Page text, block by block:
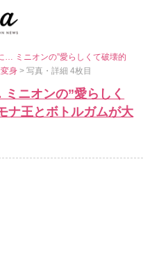
… ミニオンの”愛らしくて破壊的
変身> 写真・詳細 4枚目
ニオンの”愛らしく
ナ王とボトルガムが大